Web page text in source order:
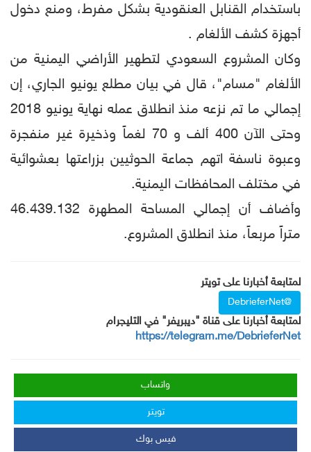
باستخدام القنابل العنقودية بشكل مفرط، ومنع دخول
أجهزة كشف الألغام .
وكان المشروع السعودي لتطهير الأراضي اليمنية من
الألغام "مسام"، قال في بيان مطلع يونيو الجاري، إن
إجمالي ما تم نزعه منذ انطلاق عمله نهاية يونيو 2018
وحتى الآن 400 ألف و 70 لغماً وذخيرة غير منفجرة
وعبوة ناسفة اتهم جماعة الحوثيين بزراعتها بعشوائية
في مختلف المحافظات اليمنية.
وأضاف أن إجمالي المساحة المطهرة 46.439.132
متراً مربعاً، منذ انطلاق المشروع.
لمتابعة أخبارنا على تويتر
@DebrieferNet
لمتابعة أخبارنا على قناة "ديبريفر" في التليجرام
https://telegram.me/DebrieferNet
واتساب
تويتر
فيس بوك